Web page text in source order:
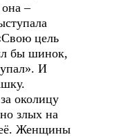
–
цель
бы шинок,
И
околицу
злых на
Женщины